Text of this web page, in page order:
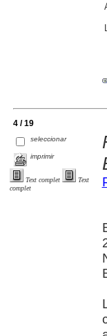
4 / 19
seleccionar
imprimir
Text complet
Text
complet